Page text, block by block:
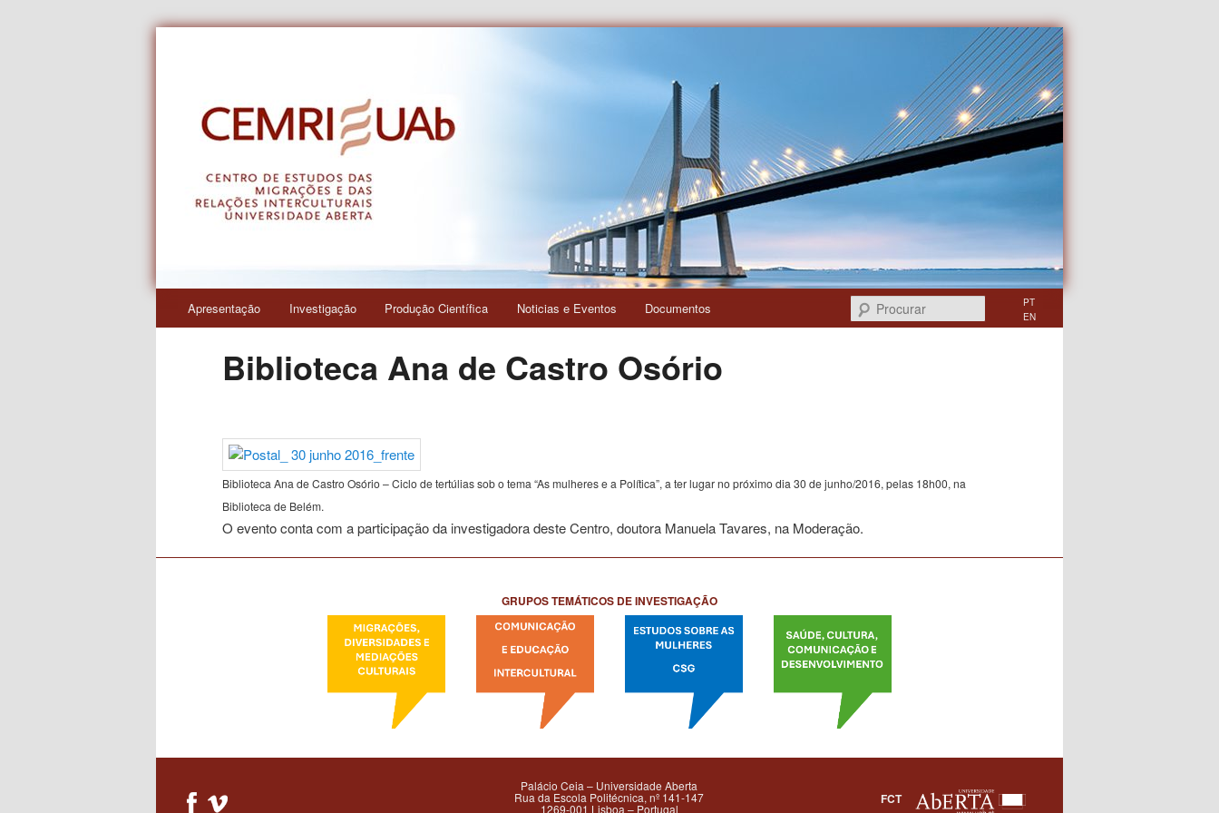
principal
Saltar
para
conteúdo
primário
Apresentação Investigação Produção Científica Noticias e Eventos Documentos Procurar
PT
EN
Biblioteca Ana de Castro Osório
Biblioteca Ana de Castro Osório – Ciclo de tertúlias sob o tema “As mulheres e a Política”, a ter lugar no próximo dia 30 de junho/2016, pelas 18h00, na
Biblioteca de Belém.
O evento conta com a participação da investigadora deste Centro, doutora Manuela Tavares, na Moderação.
GRUPOS TEMÁTICOS DE INVESTIGAÇÃO
Palácio Ceia – Universidade Aberta
Rua da Escola Politécnica, nº 141-147
1269-001 Lisboa – Portugal
FCT